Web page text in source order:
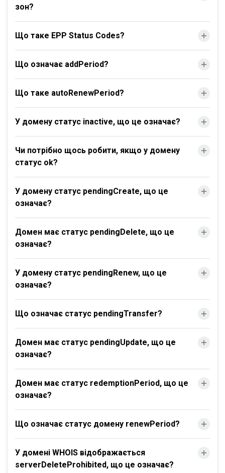
зон?
Що таке EPP Status Codes?
Що означає addPeriod?
Що таке autoRenewPeriod?
У домену статус inactive, що це означає?
Чи потрібно щось робити, якщо у домену
статус ok?
У домену статус pendingCreate, що це
означає?
Домен має статус pendingDelete, що це
означає?
У домену статус pendingRenew, що це
означає?
Що означає статус pendingTransfer?
Домен має статус pendingUpdate, що це
означає?
Домен має статус redemptionPeriod, що це
означає?
Що означає статус домену renewPeriod?
У домені WHOIS відображається
serverDeleteProhibited, що це означає?